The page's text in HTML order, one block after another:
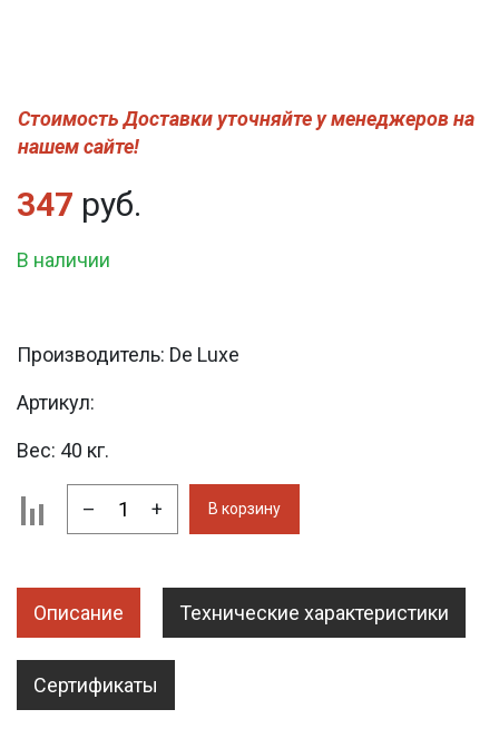
Стоимость Доставки уточняйте у менеджеров на
нашем сайте!
347 руб.
В наличии
Производитель: De Luxe
Артикул:
Вес: 40 кг.
– + В корзину
Описание Технические характеристики
Сертификаты